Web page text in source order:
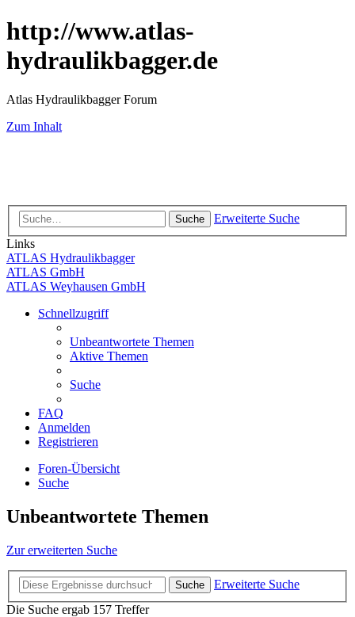
http://www.atlas-
hydraulikbagger.de
Atlas Hydraulikbagger Forum
Zum Inhalt
Suche
Erweiterte Suche
Links
ATLAS Hydraulikbagger
ATLAS GmbH
ATLAS Weyhausen GmbH
Schnellzugriff
Unbeantwortete Themen
Aktive Themen
Suche
FAQ
Anmelden
Registrieren
Foren-Übersicht
Suche
Unbeantwortete Themen
Zur erweiterten Suche
Suche
Erweiterte Suche
Die Suche ergab 157 Treffer